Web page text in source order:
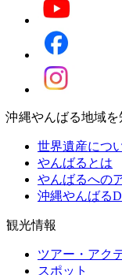
沖縄やんばる地域を
世界遺産につ
やんばるとは
やんばるへの
沖縄やんばる
観光情報
ツアー・アク
スポット